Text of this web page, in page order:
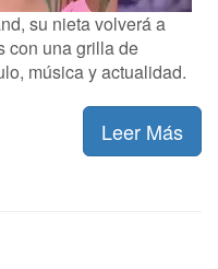
su nieta volverá a
con una grilla de
música y actualidad.
Leer Más